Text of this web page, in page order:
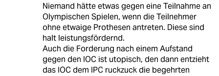
Niemand hätte etwas gegen eine Teilnahme an
Olympischen Spielen, wenn die Teilnehmer
ohne etwaige Prothesen antreten. Diese sind
halt leistungsfördernd.
Auch die Forderung nach einem Aufstand
gegen den IOC ist utopisch, den dann entzieht
das IOC dem IPC ruckzuck die begehrten